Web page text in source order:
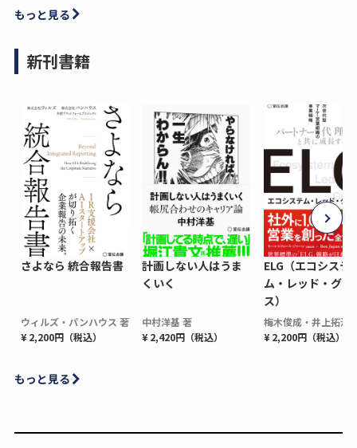
もっと見る
新刊書籍
さよなら 統合報告書
ウィルズ・パンハウス 著
¥ 2,200円（税込）
計画しない人はうま
くいく
中村洋基 著
¥ 2,420円（税込）
ELG（エコシステ
ム・レッド・グロ
ス）
梅木俊成・井上拓海
¥ 2,200円（税込）
もっと見る